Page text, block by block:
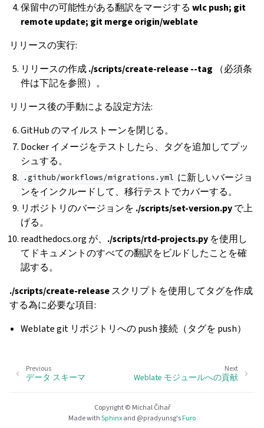
保留中の可能性がある翻訳をマージするwlc push; git
remote update; git merge origin/weblate
リリースの実行:
リリースの作成./scripts/create-release --tag （必須条
件は下記を参照）。
リリース後の手動による設定方法:
GitHub のマイルストーンを閉じる。
Docker イメージをテストしたら、タグを追加してプッ
シュする。
.github/workflows/migrations.yml に新しいバージョ
ンをインクルードして、移行テストでカバーする。
リポジトリのバージョンを ./scripts/set-version.pyで上
げる。
readthedocs.org が、 ./scripts/rtd-projects.py を使用し
てドキュメントのすべての翻訳をビルドしたことを確
認する。
./scripts/create-releaseスクリプトを使用してタグを作成
する為に必要な項目:
Weblate git リポジトリへの push 接続（タグを push）
Next
Weblate モジュールへの貢献
Previous
データ スキーマ
Copyright © Michal Čihař
Made withSphinxand @pradyunsg'sFuro